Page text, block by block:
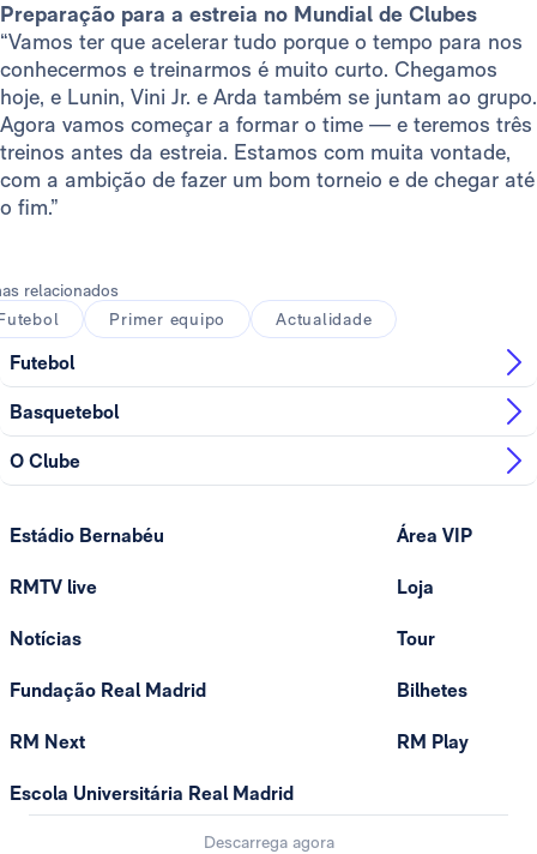
Preparação para a estreia no Mundial de Clubes
“Vamos ter que acelerar tudo porque o tempo para nos
conhecermos e treinarmos é muito curto. Chegamos
hoje, e Lunin, Vini Jr. e Arda também se juntam ao grupo.
Agora vamos começar a formar o time — e teremos três
treinos antes da estreia. Estamos com muita vontade,
com a ambição de fazer um bom torneio e de chegar até
o fim.”
relacionados
Primer equipo Actualidade
Futebol
Basquetebol
O Clube
Estádio Bernabéu
RMTV live
Notícias
Fundação Real Madrid
RM Next
Escola Universitária Real Madrid
Área VIP
Loja
Tour
Bilhetes
RM Play
Descarrega agora